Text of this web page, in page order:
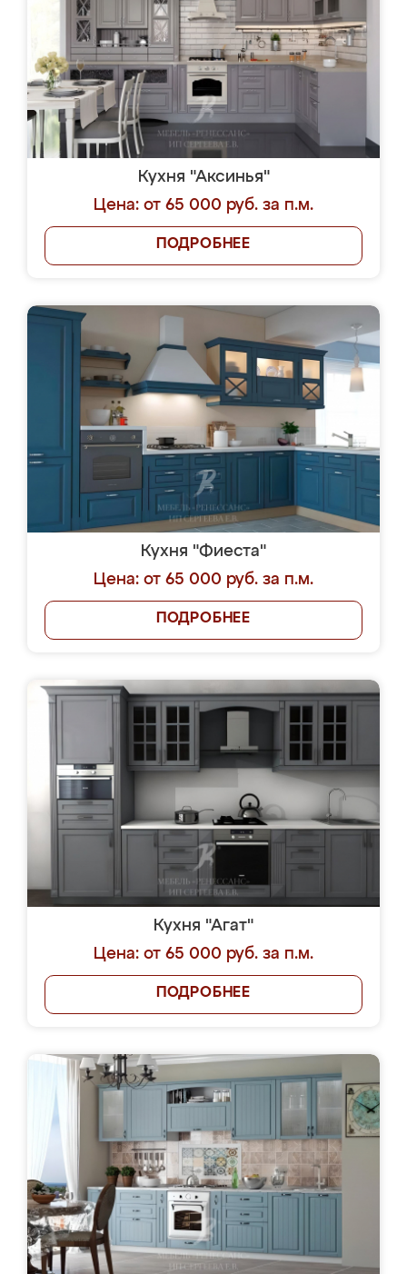
Кухня "Аксинья"
Цена: от 65 000 руб. за п.м.
ПОДРОБНЕЕ
Кухня "Фиеста"
Цена: от 65 000 руб. за п.м.
ПОДРОБНЕЕ
Кухня "Агат"
Цена: от 65 000 руб. за п.м.
ПОДРОБНЕЕ